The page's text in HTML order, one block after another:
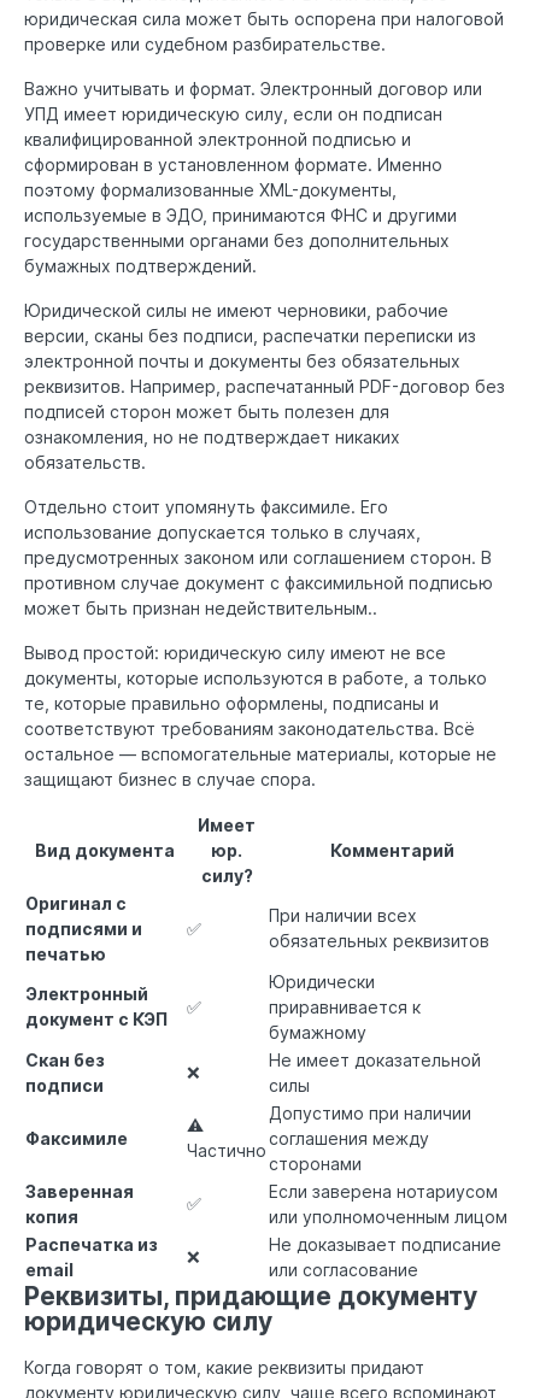
юридическая сила может быть оспорена при налоговой
проверке или судебном разбирательстве.
Важно учитывать и формат. Электронный договор или
УПД имеет юридическую силу, если он подписан
квалифицированной электронной подписью и
сформирован в установленном формате. Именно
поэтому формализованные XML-документы,
используемые в ЭДО, принимаются ФНС и другими
государственными органами без дополнительных
бумажных подтверждений.
Юридической силы не имеют черновики, рабочие
версии, сканы без подписи, распечатки переписки из
электронной почты и документы без обязательных
реквизитов. Например, распечатанный PDF-договор без
подписей сторон может быть полезен для
ознакомления, но не подтверждает никаких
обязательств.
Отдельно стоит упомянуть факсимиле. Его
использование допускается только в случаях,
предусмотренных законом или соглашением сторон. В
противном случае документ с факсимильной подписью
может быть признан недействительным..
Вывод простой: юридическую силу имеют не все
документы, которые используются в работе, а только
те, которые правильно оформлены, подписаны и
соответствуют требованиям законодательства. Всё
остальное — вспомогательные материалы, которые не
защищают бизнес в случае спора.
Вид документа
Имеет
юр.
силу?
Комментарий
Оригинал с
подписями и
печатью
✅
При наличии всех
обязательных реквизитов
Электронный
документ с КЭП
✅
Юридически
приравнивается к
бумажному
Скан без
подписи
❌
Не имеет доказательной
силы
Факсимиле
⚠
Частично
Допустимо при наличии
соглашения между
сторонами
Заверенная
копия
✅
Если заверена нотариусом
или уполномоченным лицом
Распечатка из
email
❌
Не доказывает подписание
или согласование
Реквизиты, придающие документу
юридическую силу
Когда говорят о том, какие реквизиты придают
документу юридическую силу, чаще всего вспоминают